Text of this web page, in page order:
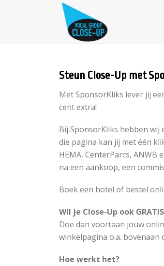
Steun Close-Up met
Met SponsorKliks lever jij
cent extra!
Bij SponsorKliks hebben wij
die pagina kan jij met één
HEMA, CenterParcs,
na een aankoop, een
Boek een hotel of bestel
Wil je Close-Up ook
Doe dan voortaan jouw
winkelpagina o.a. bovenaan
Hoe werkt het?